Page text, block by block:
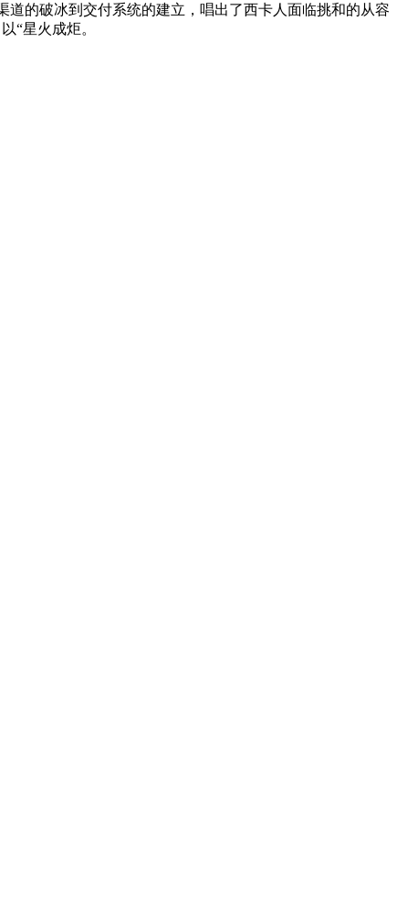
的破冰到交付系统的建立，唱出了西卡人面临挑和的从容
“星火成炬。